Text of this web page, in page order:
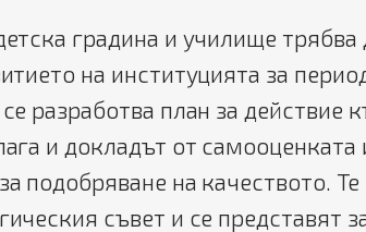
градина и училище трябва
на институцията за
разработва план за действие
и докладът от самооценката
подобряване на качеството.
съвет и се представят